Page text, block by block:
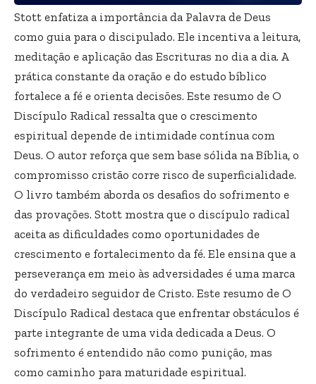
Stott enfatiza a importância da Palavra de Deus
como guia para o discipulado. Ele incentiva a leitura,
meditação e aplicação das Escrituras no dia a dia. A
prática constante da oração e do estudo bíblico
fortalece a fé e orienta decisões. Este resumo de O
Discípulo Radical ressalta que o crescimento
espiritual depende de intimidade contínua com
Deus. O autor reforça que sem base sólida na Bíblia, o
compromisso cristão corre risco de superficialidade.
O livro também aborda os desafios do sofrimento e
das provações. Stott mostra que o discípulo radical
aceita as dificuldades como oportunidades de
crescimento e fortalecimento da fé. Ele ensina que a
perseverança em meio às adversidades é uma marca
do verdadeiro seguidor de Cristo. Este resumo de O
Discípulo Radical destaca que enfrentar obstáculos é
parte integrante de uma vida dedicada a Deus. O
sofrimento é entendido não como punição, mas
como caminho para maturidade espiritual.